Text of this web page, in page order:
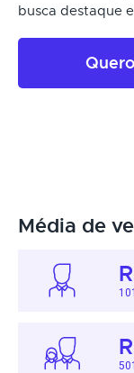
busca destaque
Média de